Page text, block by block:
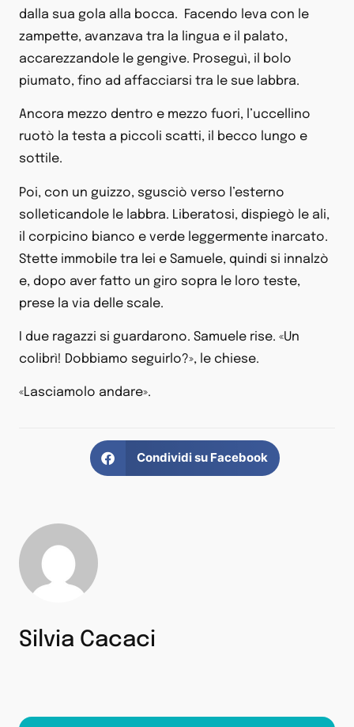
dalla sua gola alla bocca. Facendo leva con le
zampette, avanzava tra la lingua e il palato,
accarezzandole le gengive. Proseguì, il bolo
piumato, fino ad affacciarsi tra le sue labbra.
Ancora mezzo dentro e mezzo fuori, l’uccellino
ruotò la testa a piccoli scatti, il becco lungo e
sottile.
Poi, con un guizzo, sgusciò verso l’esterno
solleticandole le labbra. Liberatosi, dispiegò le ali,
il corpicino bianco e verde leggermente inarcato.
Stette immobile tra lei e Samuele, quindi si innalzò
e, dopo aver fatto un giro sopra le loro teste,
prese la via delle scale.
I due ragazzi si guardarono. Samuele rise. «Un
colibrì! Dobbiamo seguirlo?», le chiese.
«Lasciamolo andare».
Condividi su Facebook
Silvia Cacaci